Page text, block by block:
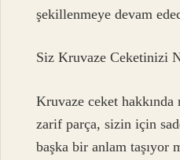
şekillenmeye devam
Siz Kruvaze Ceketinizi
Kruvaze ceket
zarif parça, sizin için
başka bir anlam taşıyor